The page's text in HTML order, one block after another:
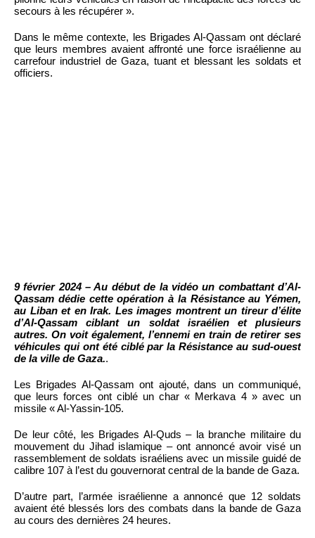
secours à les récupérer ».
Dans le même contexte, les Brigades Al-Qassam ont déclaré
que leurs membres avaient affronté une force israélienne au
carrefour industriel de Gaza, tuant et blessant les soldats et
officiers.
9 février 2024 – Au début de la vidéo un combattant d’Al-
Qassam dédie cette opération à la Résistance au Yémen,
au Liban et en Irak. Les images montrent un tireur d’élite
d’Al-Qassam ciblant un soldat israélien et plusieurs
autres. On voit également, l’ennemi en train de retirer ses
véhicules qui ont été ciblé par la Résistance au sud-ouest
de la ville de Gaza..
Les Brigades Al-Qassam ont ajouté, dans un communiqué,
que leurs forces ont ciblé un char « Merkava 4 » avec un
missile « Al-Yassin-105.
De leur côté, les Brigades Al-Quds – la branche militaire du
mouvement du Jihad islamique – ont annoncé avoir visé un
rassemblement de soldats israéliens avec un missile guidé de
calibre 107 à l’est du gouvernorat central de la bande de Gaza.
D’autre part, l’armée israélienne a annoncé que 12 soldats
avaient été blessés lors des combats dans la bande de Gaza
au cours des dernières 24 heures.